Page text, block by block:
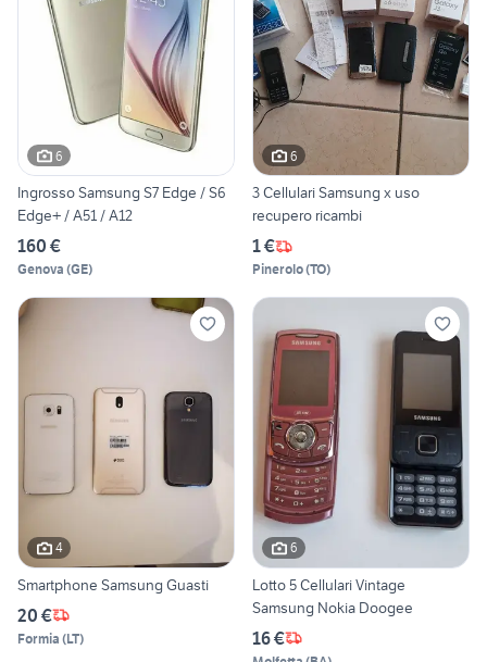
6
Ingrosso Samsung S7 Edge / S6
Edge+ / A51 / A12
160 €
Genova (GE)
6
3 Cellulari Samsung x uso
recupero ricambi
1 €
Pinerolo(TO)
4
Smartphone Samsung Guasti
20 €
Formia (LT)
6
Lotto 5 Cellulari Vintage
Samsung Nokia Doogee
16 €